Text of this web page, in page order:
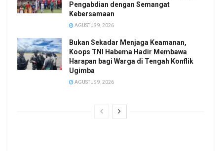
Pengabdian dengan Semangat
Kebersamaan
AGUSTUS 9, 2026
Bukan Sekadar Menjaga Keamanan,
Koops TNI Habema Hadir Membawa
Harapan bagi Warga di Tengah Konflik
Ugimba
AGUSTUS 9, 2026